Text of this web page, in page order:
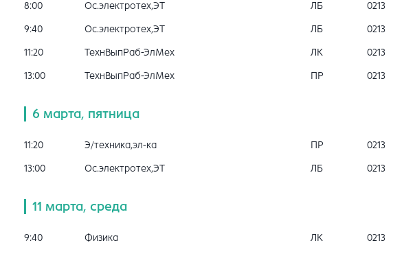
8:00 Ос.электротех,ЭТ ЛБ 0213
9:40 Ос.электротех,ЭТ ЛБ 0213
11:20 ТехнВыпРаб-ЭлМех ЛК 0213
13:00 ТехнВыпРаб-ЭлМех ПР 0213
6 марта, пятница
11:20 Э/техника,эл-ка ПР 0213
13:00 Ос.электротех,ЭТ ЛБ 0213
11 марта, среда
9:40 Физика ЛК 0213